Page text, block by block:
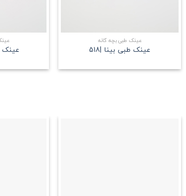
عینک طبی بچه گانه
عینک طبی بینا |518 عینک